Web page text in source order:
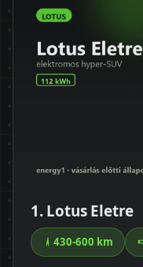
1. Lotus Eletre
430-600 km